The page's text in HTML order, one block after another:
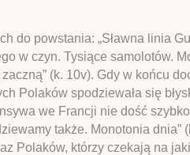
do powstania: „Sławna linia
w czyn. Tysiące samolotów.
(k. 10v). Gdy w końcu
Polaków spodziewała się
we Francji nie dość
także. Monotonia dnia”
Polaków, którzy czekają na